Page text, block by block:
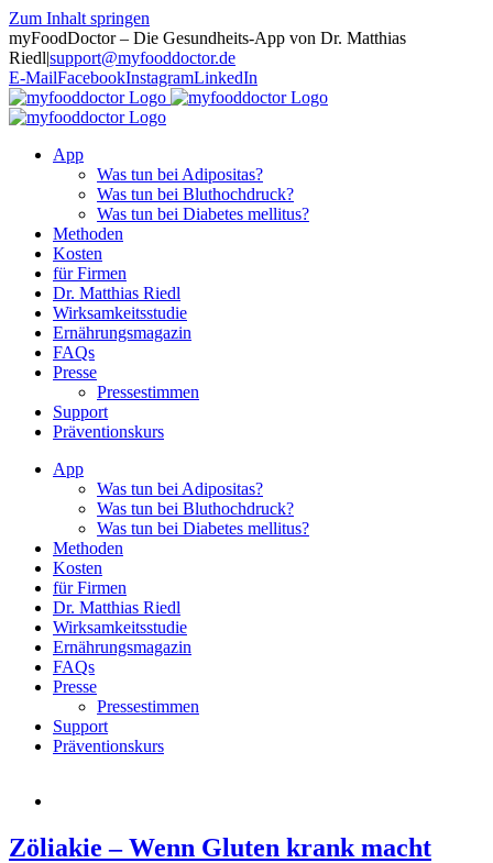
Zum Inhalt springen
myFoodDoctor – Die Gesundheits-App von Dr. Matthias
Riedl|support@myfooddoctor.de
E-MailFacebookInstagramLinkedIn
App
Was tun bei Adipositas?
Was tun bei Bluthochdruck?
Was tun bei Diabetes mellitus?
Methoden
Kosten
für Firmen
Dr. Matthias Riedl
Wirksamkeitsstudie
Ernährungsmagazin
FAQs
Presse
Pressestimmen
Support
Präventionskurs
App
Was tun bei Adipositas?
Was tun bei Bluthochdruck?
Was tun bei Diabetes mellitus?
Methoden
Kosten
für Firmen
Dr. Matthias Riedl
Wirksamkeitsstudie
Ernährungsmagazin
FAQs
Presse
Pressestimmen
Support
Präventionskurs
Zöliakie – Wenn Gluten krank macht